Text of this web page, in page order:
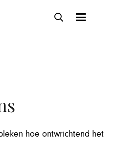
hoe ontwrichtend het